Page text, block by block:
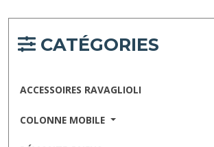
CATÉGORIES
ACCESSOIRES RAVAGLIOLI
COLONNE MOBILE